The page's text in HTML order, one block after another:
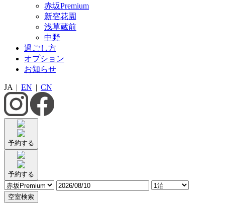
赤坂Premium
新宿花園
浅草蔵前
中野
過ごし方
オプション
お知らせ
JA | EN | CN
予約する
予約する
空室検索